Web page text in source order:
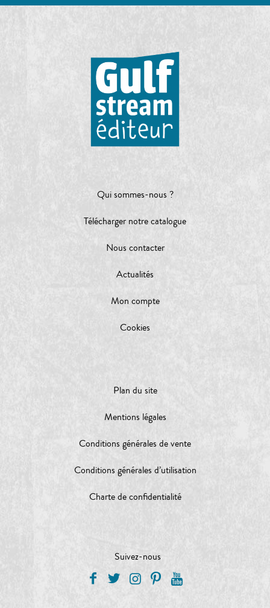
Qui sommes-nous ?
Télécharger notre catalogue
Nous contacter
Actualités
Mon compte
Cookies
Plan du site
Mentions légales
Conditions générales de vente
Conditions générales d’utilisation
Charte de confidentialité
Suivez-nous